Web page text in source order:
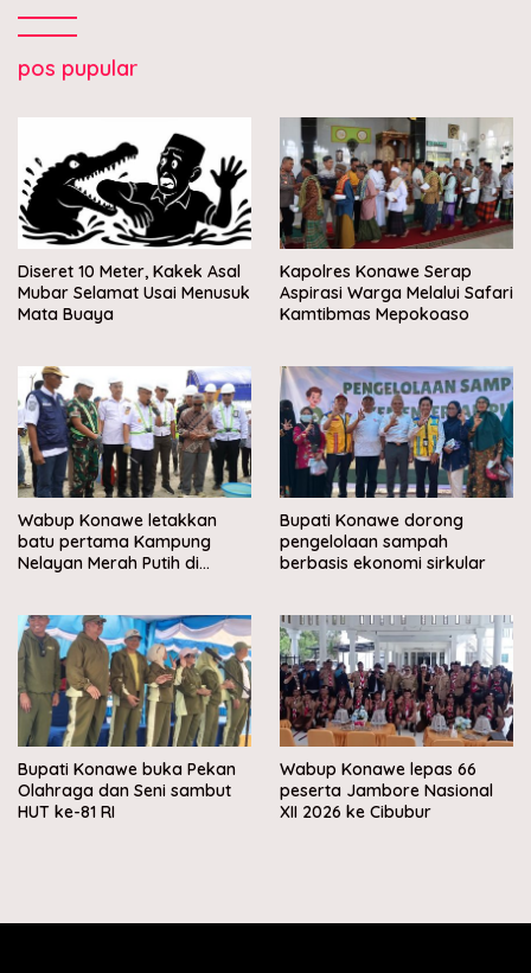
pos pupular
Diseret 10 Meter, Kakek Asal
Mubar Selamat Usai Menusuk
Mata Buaya
Kapolres Konawe Serap
Aspirasi Warga Melalui Safari
Kamtibmas Mepokoaso
Wabup Konawe letakkan
batu pertama Kampung
Nelayan Merah Putih di
Bupati Konawe dorong
pengelolaan sampah
berbasis ekonomi sirkular
Bupati Konawe buka Pekan
Olahraga dan Seni sambut
HUT ke-81 RI
Wabup Konawe lepas 66
peserta Jambore Nasional
XII 2026 ke Cibubur